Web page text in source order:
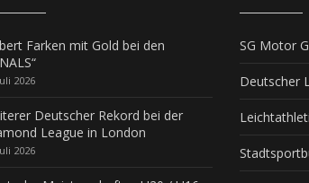
Farken mit Gold bei den
2026
Deutscher Rekord bei der
League in London
2026
SG Motor
Deutscher